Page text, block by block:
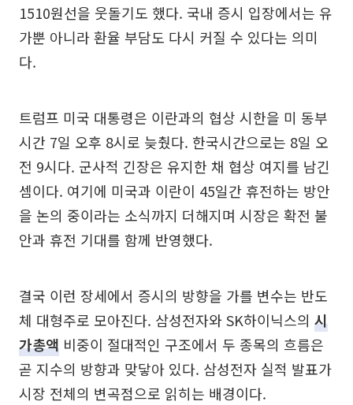
1510원선을 웃돌기도 했다. 국내 증시 입장에서는 유
가뿐 아니라 환율 부담도 다시 커질 수 있다는 의미
다.
트럼프 미국 대통령은 이란과의 협상 시한을 미 동부
시간 7일 오후 8시로 늦췄다. 한국시간으로는 8일 오
전 9시다. 군사적 긴장은 유지한 채 협상 여지를 남긴
셈이다. 여기에 미국과 이란이 45일간 휴전하는 방안
을 논의 중이라는 소식까지 더해지며 시장은 확전 불
안과 휴전 기대를 함께 반영했다.
결국 이런 장세에서 증시의 방향을 가를 변수는 반도
체 대형주로 모아진다. 삼성전자와 SK하이닉스의 시
가총액 비중이 절대적인 구조에서 두 종목의 흐름은
곧 지수의 방향과 맞닿아 있다. 삼성전자 실적 발표가
시장 전체의 변곡점으로 읽히는 배경이다.